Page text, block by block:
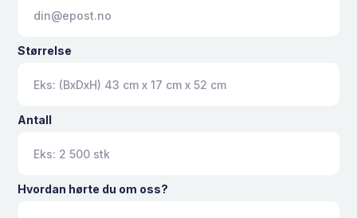
Størrelse
Antall
Hvordan hørte du om oss?